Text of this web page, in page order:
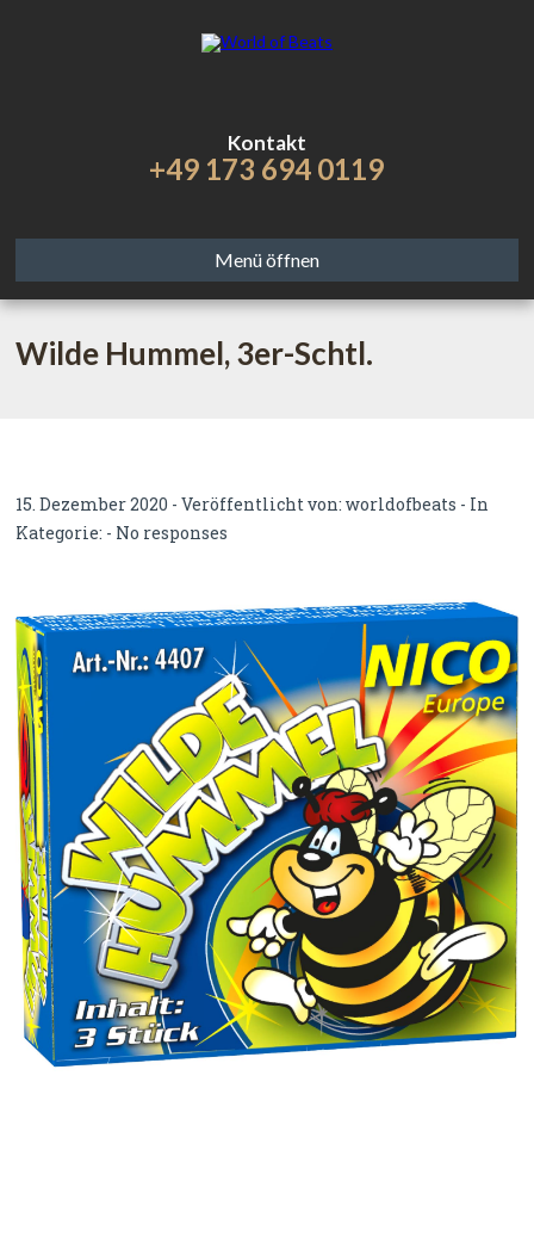
Kontakt
+49 173 694 0119
Menü öffnen
Wilde Hummel, 3er-Schtl.
15. Dezember 2020 - Veröffentlicht von:worldofbeats - In
Kategorie: - No responses